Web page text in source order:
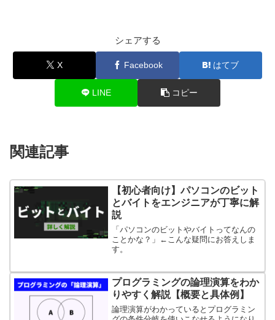
シェアする
X Facebook はてブ
LINE コピー
関連記事
【初心者向け】パソコンのビット
とバイトをエンジニアが丁寧に解
説
「パソコンのビットやバイトってなんの
ことかな？」←こんな疑問にお答えしま
す。
プログラミングの論理演算をわか
りやすく解説【概要と具体例】
論理演算がわかっているとプログラミン